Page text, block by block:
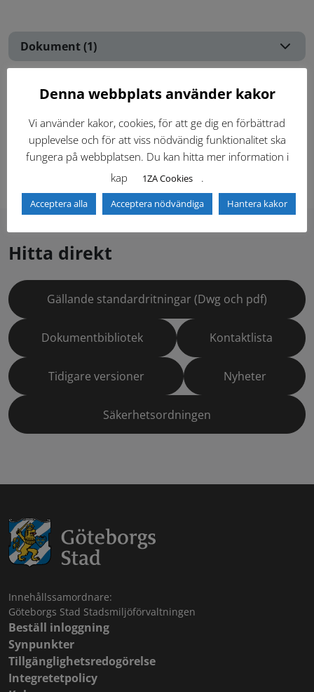
Dokument (1)
Ritningar (1)
Skriv ut Senast ändrad: 2026-04-22
Hitta direkt
Gällande standardritningar (Dwg och pdf)
Dokumentbibliotek Kontaktlista
Tidigare versioner Nyheter
Säkerhetsordningen
Innehållssamordnare:
Göteborgs Stad Stadsmiljöförvaltningen
Beställ inloggning
Synpunkter
Tillgänglighetsredogörelse
Integretetpolicy
Denna webbplats använder kakor
Vi använder kakor, cookies, för att ge dig en förbättrad
upplevelse och för att viss nödvändig funktionalitet ska
fungera på webbplatsen. Du kan hitta mer information i
kap
1ZA Cookies .
Acceptera alla Acceptera nödvändiga Hantera kakor